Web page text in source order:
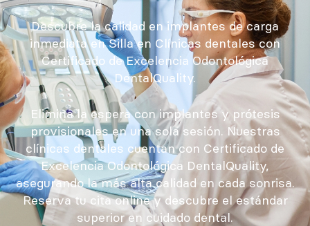
Descubre la calidad en implantes de carga
inmediata en Silla en Clínicas dentales con
Certificado de Excelencia Odontológica
DentalQuality.
Elimina la espera con implantes y prótesis
provisionales en una sola sesión. Nuestras
clínicas dentales cuentan con Certificado de
Excelencia Odontológica DentalQuality,
asegurando la más alta calidad en cada sonrisa.
Reserva tu cita online y descubre el estándar
superior en cuidado dental.